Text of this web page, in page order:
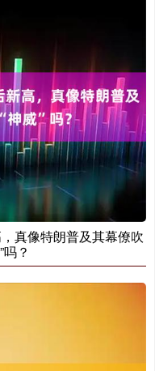
真像特朗普及其幕僚吹
？